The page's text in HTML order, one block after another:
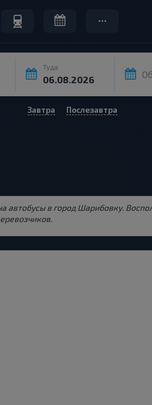
Туда
Завтра Послезавтра
автобусы в город Шарибовку.